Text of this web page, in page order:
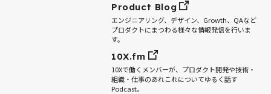
Product Blog
エンジニアリング、デザイン、Growth、QAなど
プロダクトにまつわる様々な情報発信を行いま
す。
10X.fm
10Xで働くメンバーが、プロダクト開発や技術・
組織・仕事のあれこれについてゆるく話す
Podcast。